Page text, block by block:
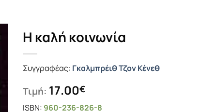
Η καλή κοινωνία
Συγγραφέας: Γκαλμπρέιθ Τζον Κένεθ
Τιμή: 17.00€
ISBN: 960-236-826-8